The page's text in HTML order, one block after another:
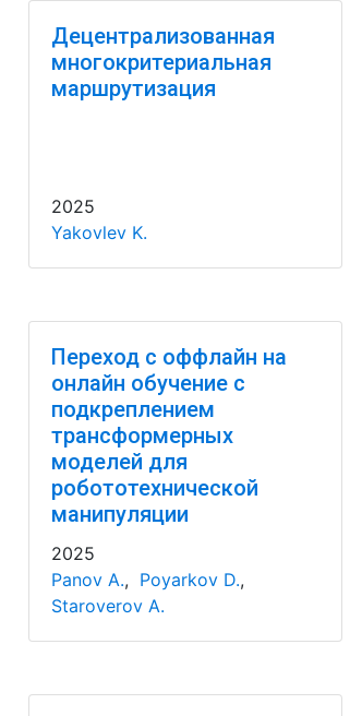
Децентрализованная
многокритериальная
маршрутизация
2025
Yakovlev K.
Переход с оффлайн на
онлайн обучение с
подкреплением
трансформерных
моделей для
робототехнической
манипуляции
2025
Panov A., Poyarkov D.,
Staroverov A.